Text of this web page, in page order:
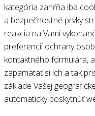
kategória zahŕňa iba
a bezpečnostné prvky
reakcia na Vami
preferencií ochrany
kontaktného formulára,
zapamätať si ich a tak
základe Vašej
automaticky poskytnúť